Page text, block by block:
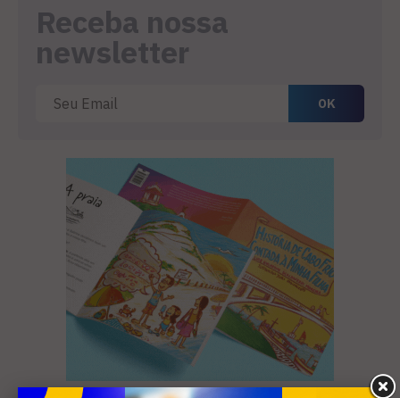
Receba nossa
newsletter